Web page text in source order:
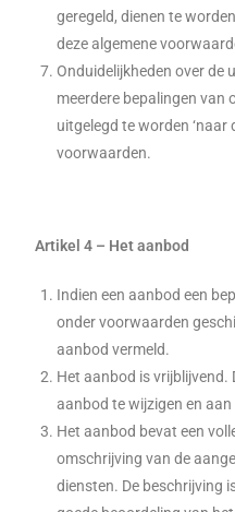
geregeld, dienen te
deze algemene
Onduidelijkheden over de
meerdere bepalingen van
uitgelegd te worden ‘naar
voorwaarden.
Artikel 4 – Het aanbod
Indien een aanbod een
onder voorwaarden
aanbod vermeld.
Het aanbod is vrijblijvend.
aanbod te wijzigen en aan
Het aanbod bevat een
omschrijving van de
diensten. De beschrijving